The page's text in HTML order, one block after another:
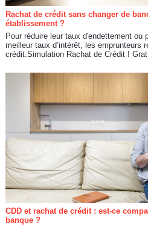
Rachat de crédit sans changer de
établissement ?
Pour réduire leur taux d'endettement ou
meilleur taux d’intérêt, les emprunteurs
crédit.Simulation Rachat de Crédit !
CDD et rachat de crédit : est-ce
banque ?